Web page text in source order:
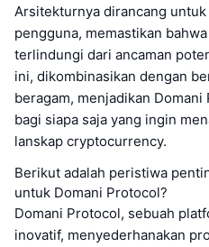
Arsitekturnya dirancang
pengguna, memastikan
terlindungi dari ancaman
ini, dikombinasikan dengan
beragam, menjadikan
bagi siapa saja yang ingin
lanskap cryptocurrency.
Berikut adalah peristiwa
untuk Domani Protocol?
Domani Protocol, sebuah
inovatif, menyederhanakan